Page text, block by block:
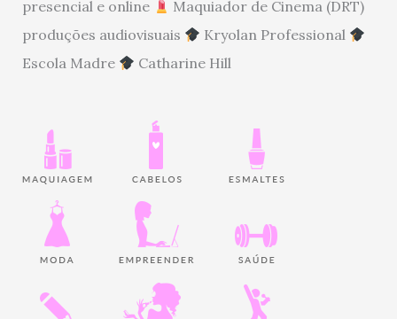
presencial e online
Maquiador de Cinema (DRT)
produções audiovisuais
Kryolan Professional
Escola Madre
Catharine Hill